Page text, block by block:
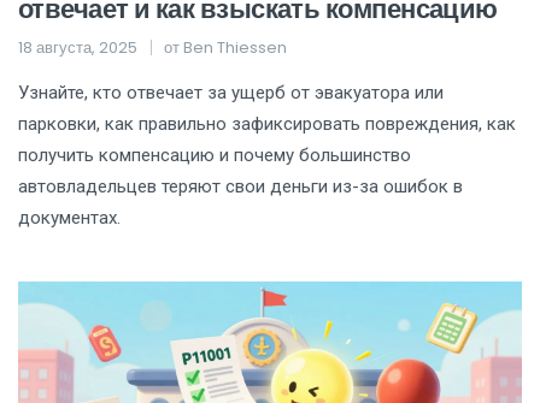
отвечает и как взыскать компенсацию
18 августа, 2025 от Ben Thiessen
Узнайте, кто отвечает за ущерб от эвакуатора или
парковки, как правильно зафиксировать повреждения, как
получить компенсацию и почему большинство
автовладельцев теряют свои деньги из-за ошибок в
документах.